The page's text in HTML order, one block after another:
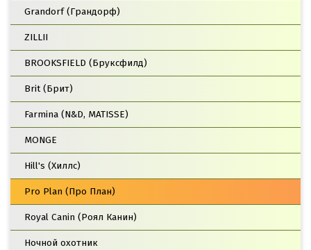
Grandorf (Грандорф)
ZILLII
BROOKSFIELD (Бруксфилд)
Brit (Брит)
Farmina (N&D, MATISSE)
MONGE
Hill's (Хиллс)
Pro Plan (Про План)
Royal Canin (Роял Канин)
Ночной охотник